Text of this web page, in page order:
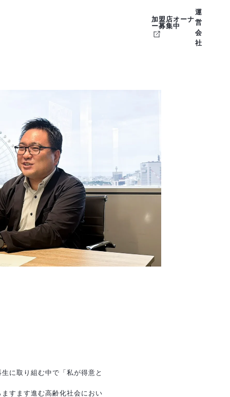
加盟店オーナ
ー募集中
運
営
会
社
に取り組む中で「私が得意と
すます進む高齢化社会におい